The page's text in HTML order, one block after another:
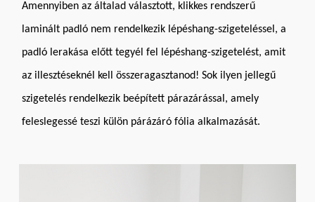
Amennyiben az általad választott, klikkes rendszerű
laminált padló nem rendelkezik lépéshang-szigeteléssel, a
padló lerakása előtt tegyél fel lépéshang-szigetelést, amit
az illesztéseknél kell összeragasztanod! Sok ilyen jellegű
szigetelés rendelkezik beépített párazárással, amely
feleslegessé teszi külön párázáró fólia alkalmazását.